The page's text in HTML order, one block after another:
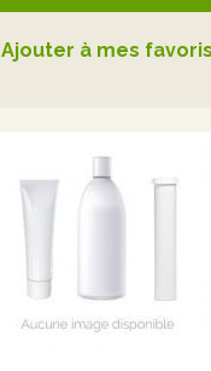
Ajouter à mes favoris